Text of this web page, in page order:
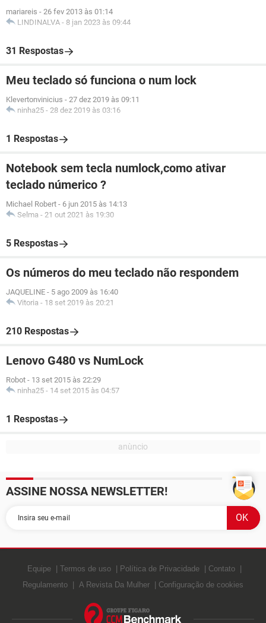
mariareis - 26 fev 2013 às 01:14
LINDINALVA - 8 jan 2023 às 09:44
31 Respostas
Meu teclado só funciona o num lock
Klevertonvinicius - 27 dez 2019 às 09:11
ninha25 - 28 dez 2019 às 03:16
1 Respostas
Notebook sem tecla numlock,como ativar
teclado númerico ?
Michael Robert - 6 jun 2015 às 14:13
Selma - 21 out 2021 às 19:30
5 Respostas
Os números do meu teclado não respondem
JAQUELINE - 5 ago 2009 às 16:40
Vitoria - 18 set 2019 às 20:21
210 Respostas
Lenovo G480 vs NumLock
Robot - 13 set 2015 às 22:29
ninha25 - 14 set 2015 às 04:57
1 Respostas
ASSINE NOSSA NEWSLETTER!
Equipe Termos de uso Política de Privacidade
Contato
Regulamento
A Revista Da Mulher Configuração de cookies